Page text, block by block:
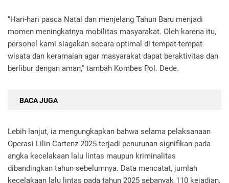
“Hari-hari pasca Natal dan menjelang Tahun Baru menjadi
momen meningkatnya mobilitas masyarakat. Oleh karena itu,
personel kami siagakan secara optimal di tempat-tempat
wisata dan keramaian agar masyarakat dapat beraktivitas dan
berlibur dengan aman,” tambah Kombes Pol. Dede.
BACA JUGA
Lebih lanjut, ia mengungkapkan bahwa selama pelaksanaan
Operasi Lilin Cartenz 2025 terjadi penurunan signifikan pada
angka kecelakaan lalu lintas maupun kriminalitas
dibandingkan tahun sebelumnya. Data mencatat, jumlah
kecelakaan lalu lintas pada tahun 2025 sebanyak 110 kejadian,